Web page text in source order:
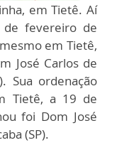
em Tietê. Aí
fevereiro de
em Tietê,
José Carlos de
Sua ordenação
Tietê, a 19 de
foi Dom José
(SP).